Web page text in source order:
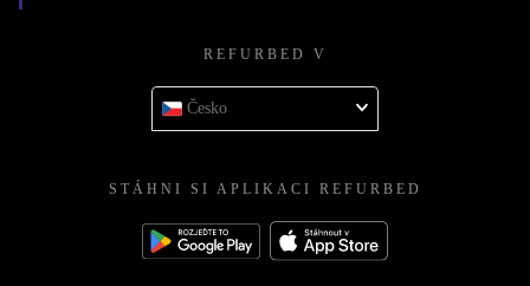
REFURBED V
Česko
STÁHNI SI APLIKACI REFURBED